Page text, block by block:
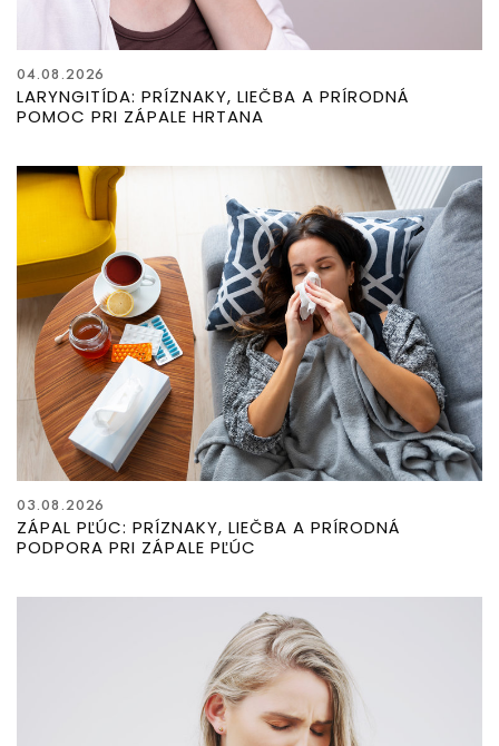
04.08.2026
LARYNGITÍDA: PRÍZNAKY, LIEČBA A PRÍRODNÁ
POMOC PRI ZÁPALE HRTANA
03.08.2026
ZÁPAL PĽÚC: PRÍZNAKY, LIEČBA A PRÍRODNÁ
PODPORA PRI ZÁPALE PĽÚC